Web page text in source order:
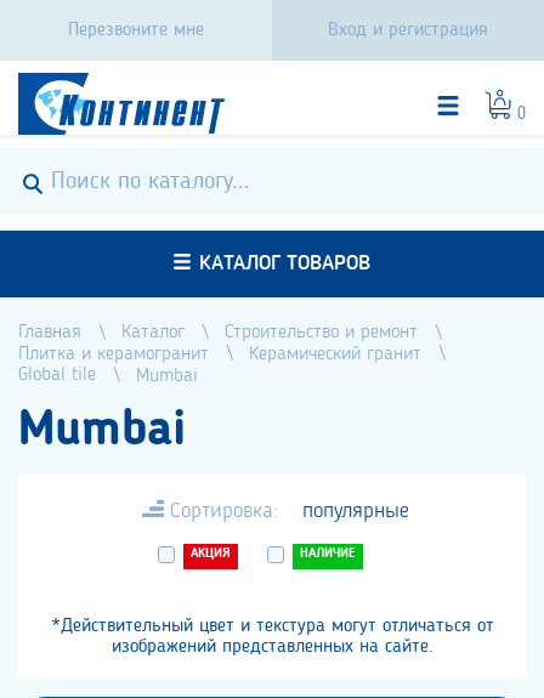
Перезвоните мне Вход и регистрация
0
КАТАЛОГ ТОВАРОВ
Главная Каталог
Строительство и ремонт
Плитка и керамогранит
Керамический гранит
Global tile
Mumbai
Mumbai
Сортировка: популярные
АКЦИЯ НАЛИЧИЕ
*Действительный цвет и текстура могут отличаться от
изображений представленных на сайте.